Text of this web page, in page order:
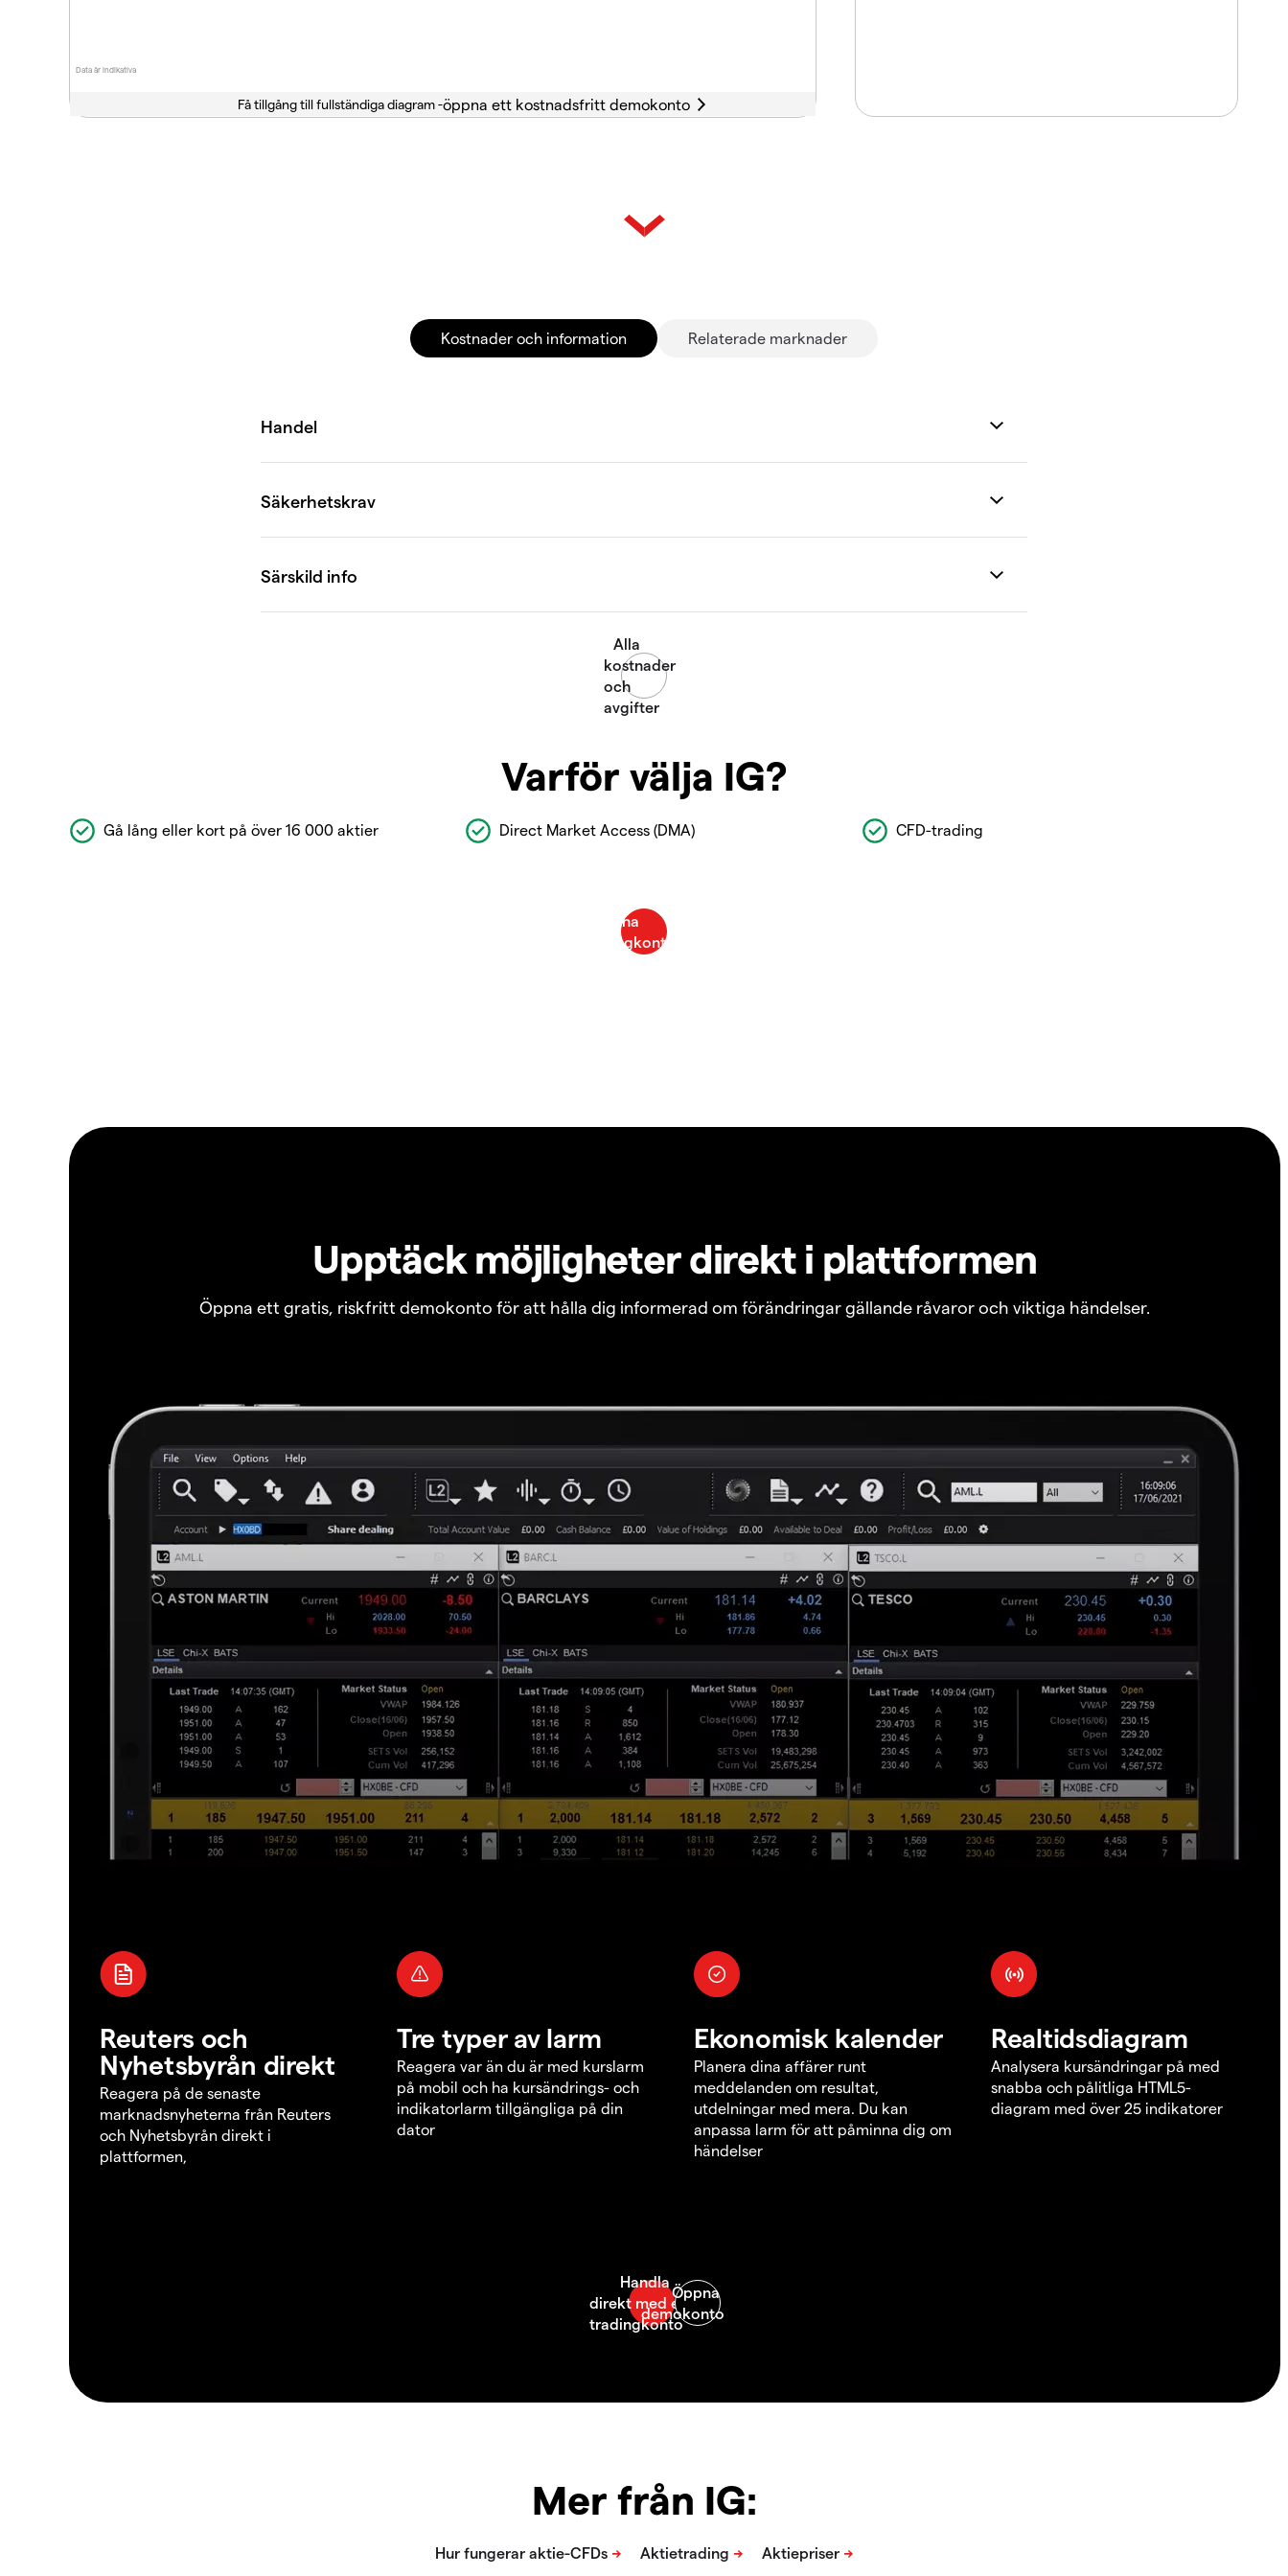
Data är indikativa
Få tillgång till fullständiga diagram -
Kostnader och information Relaterade marknader
Varför välja IG?
Gå lång eller kort på över 16 000 aktier Direct Market Access (DMA) CFD-trading
Upptäck möjligheter direkt i plattformen
Öppna ett gratis, riskfritt demokonto för att hålla dig informerad om förändringar gällande råvaror och viktiga händelser.
Reuters och
Nyhetsbyrån direkt
Reagera på de senaste
marknadsnyheterna från Reuters
och Nyhetsbyrån direkt i
plattformen,
Tre typer av larm
Reagera var än du är med kurslarm
på mobil och ha kursändrings- och
indikatorlarm tillgängliga på din
dator
Ekonomisk kalender
Planera dina affärer runt
meddelanden om resultat,
utdelningar med mera. Du kan
anpassa larm för att påminna dig om
händelser
Realtidsdiagram
Analysera kursändringar på med
snabba och pålitliga HTML5-
diagram med över 25 indikatorer
Mer från IG: